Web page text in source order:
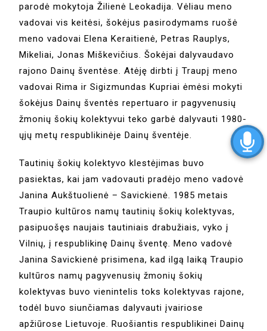
parodė mokytoja Žilienė Leokadija. Vėliau meno
vadovai vis keitėsi, šokėjus pasirodymams ruošė
meno vadovai Elena Keraitienė, Petras Rauplys,
Mikeliai, Jonas Miškevičius. Šokėjai dalyvaudavo
rajono Dainų šventėse. Atėję dirbti į Traupį meno
vadovai Rima ir Sigizmundas Kupriai ėmėsi mokyti
šokėjus Dainų šventės repertuaro ir pagyvenusių
žmonių šokių kolektyvui teko garbė dalyvauti 1980-
ųjų metų respublikinėje Dainų šventėje.
Tautinių šokių kolektyvo klestėjimas buvo
pasiektas, kai jam vadovauti pradėjo meno vadovė
Janina Aukštuolienė – Savickienė. 1985 metais
Traupio kultūros namų tautinių šokių kolektyvas,
pasipuošęs naujais tautiniais drabužiais, vyko į
Vilnių, į respublikinę Dainų šventę. Meno vadovė
Janina Savickienė prisimena, kad ilgą laiką Traupio
kultūros namų pagyvenusių žmonių šokių
kolektyvas buvo vienintelis toks kolektyvas rajone,
todėl buvo siunčiamas dalyvauti įvairiose
apžiūrose Lietuvoje. Ruošiantis respublikinei Dainų